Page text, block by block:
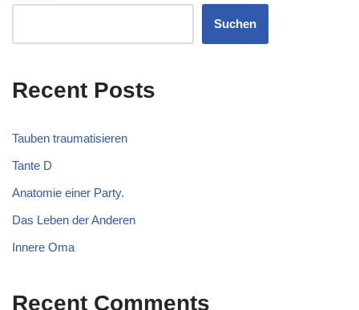
Suchen
Recent Posts
Tauben traumatisieren
Tante D
Anatomie einer Party.
Das Leben der Anderen
Innere Oma
Recent Comments